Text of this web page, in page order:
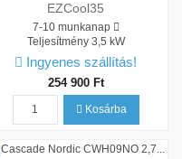
EZCool35
7-10 munkanap
Teljesítmény 3,5 kW
Ingyenes szállítás!
254 900 Ft
Kosárba